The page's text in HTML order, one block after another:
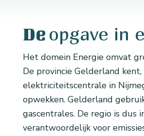
De opgave in
Het domein Energie omvat
De provincie Gelderland
elektriciteitscentrale in
opwekken. Gelderland
gascentrales. De regio is dus
verantwoordelijk voor